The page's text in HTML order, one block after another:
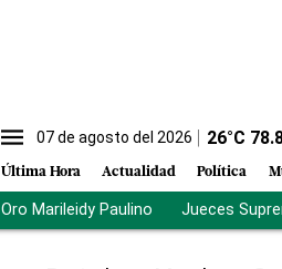
07 de agosto del 2026 26°C
Última Hora Actualidad Política
Oro Marileidy Paulino Jueces